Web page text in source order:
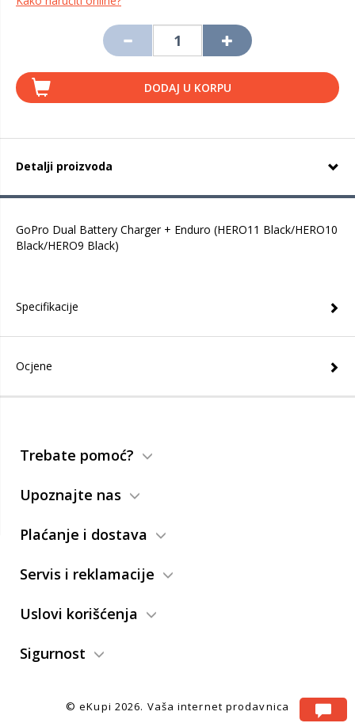
DODAJ U KORPU
Detalji proizvoda
GoPro Dual Battery Charger + Enduro (HERO11 Black/HERO10
Black/HERO9 Black)
Specifikacije
Ocjene
Trebate pomoć?
Upoznajte nas
Plaćanje i dostava
Servis i reklamacije
Uslovi korišćenja
Sigurnost
© eKupi 2026. Vaša internet prodavnica